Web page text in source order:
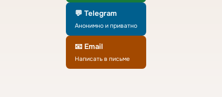
💬 Telegram
Анонимно и приватно
📧 Email
Написать в письме